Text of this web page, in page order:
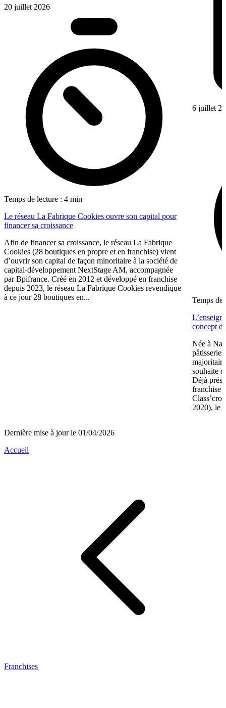
20 juillet 2026
Temps de lecture : 4 min
Le réseau La Fabrique Cookies ouvre son capital pour
financer sa croissance
Afin de financer sa croissance, le réseau La Fabrique
Cookies (28 boutiques en propre et en franchise) vient
d’ouvrir son capital de façon minoritaire à la société de
capital-développement NextStage AM, accompagnée
par Bpifrance. Créé en 2012 et développé en franchise
depuis 2023, le réseau La Fabrique Cookies revendique
à ce jour 28 boutiques en...
6 juillet
Temps de
concept
Née à
souhaite
Déjà
franchise
2020), le
Dernière mise à jour le 01/04/2026
Accueil
Franchises